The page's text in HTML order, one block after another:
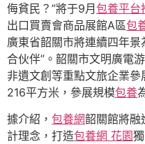
侮貧民？”將于9月包養平台
出口買賣會商品展館A區包
廣東省韶關市將連續四年
合伙伴”。韶關市文明廣電
非遺文創等重點文旅企業參
216平方米，參展規模包養
據介紹， 包養網韶關館將融
計理念，打造包養網 花園